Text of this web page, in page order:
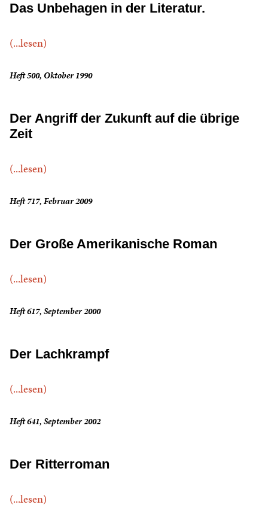
Das Unbehagen in der Literatur.
(...lesen)
Heft 500, Oktober 1990
Der Angriff der Zukunft auf die übrige
Zeit
(...lesen)
Heft 717, Februar 2009
Der Große Amerikanische Roman
(...lesen)
Heft 617, September 2000
Der Lachkrampf
(...lesen)
Heft 641, September 2002
Der Ritterroman
(...lesen)